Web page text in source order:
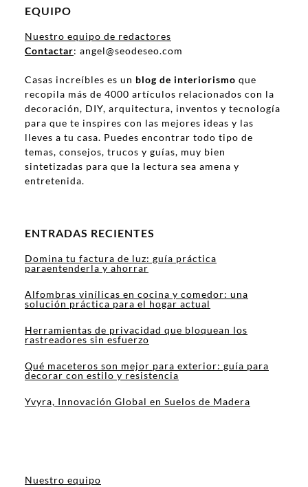
EQUIPO
Nuestro equipo de redactores
Contactar: angel@seodeseo.com
Casas increíbles es un blog de interiorismo que
recopila más de 4000 artículos relacionados con la
decoración, DIY, arquitectura, inventos y tecnología
para que te inspires con las mejores ideas y las
lleves a tu casa. Puedes encontrar todo tipo de
temas, consejos, trucos y guías, muy bien
sintetizadas para que la lectura sea amena y
entretenida.
ENTRADAS RECIENTES
Domina tu factura de luz: guía práctica
paraentenderla y ahorrar
Alfombras vinílicas en cocina y comedor: una
solución práctica para el hogar actual
Herramientas de privacidad que bloquean los
rastreadores sin esfuerzo
Qué maceteros son mejor para exterior: guía para
decorar con estilo y resistencia
Yvyra, Innovación Global en Suelos de Madera
Nuestro equipo